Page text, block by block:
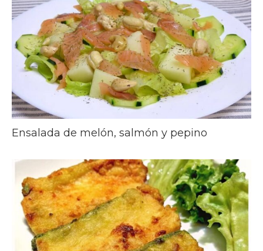
Ensalada de melón, salmón y pepino